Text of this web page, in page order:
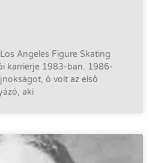
Angeles Figure Skating
karrierje 1983-ban. 1986-
ő volt az első
aki